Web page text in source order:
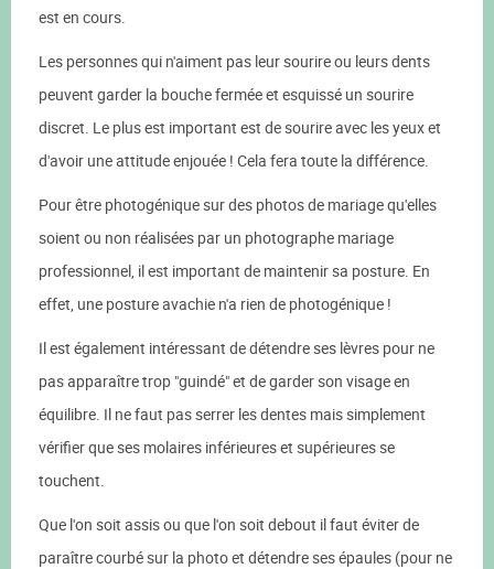
est en cours.
Les personnes qui n'aiment pas leur sourire ou leurs dents
peuvent garder la bouche fermée et esquissé un sourire
discret. Le plus est important est de sourire avec les yeux et
d'avoir une attitude enjouée ! Cela fera toute la différence.
Pour être photogénique sur des photos de mariage qu'elles
soient ou non réalisées par un photographe mariage
professionnel, il est important de maintenir sa posture. En
effet, une posture avachie n'a rien de photogénique !
Il est également intéressant de détendre ses lèvres pour ne
pas apparaître trop "guindé" et de garder son visage en
équilibre. Il ne faut pas serrer les dentes mais simplement
vérifier que ses molaires inférieures et supérieures se
touchent.
Que l'on soit assis ou que l'on soit debout il faut éviter de
paraître courbé sur la photo et détendre ses épaules (pour ne